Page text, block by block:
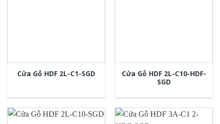
Cửa Gỗ HDF 2L-C1-SGD
Cửa Gỗ HDF 2L-C10-HDF-
SGD